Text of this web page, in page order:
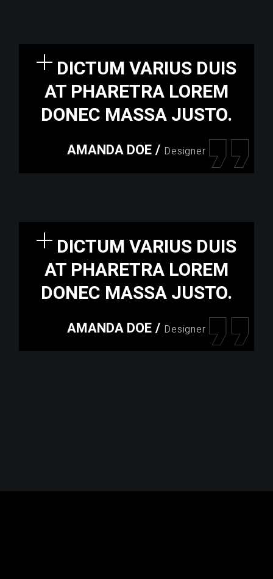
DICTUM VARIUS DUIS
AT PHARETRA LOREM
DONEC MASSA JUSTO.
AMANDA DOE/ Designer
DICTUM VARIUS DUIS
AT PHARETRA LOREM
DONEC MASSA JUSTO.
AMANDA DOE/ Designer